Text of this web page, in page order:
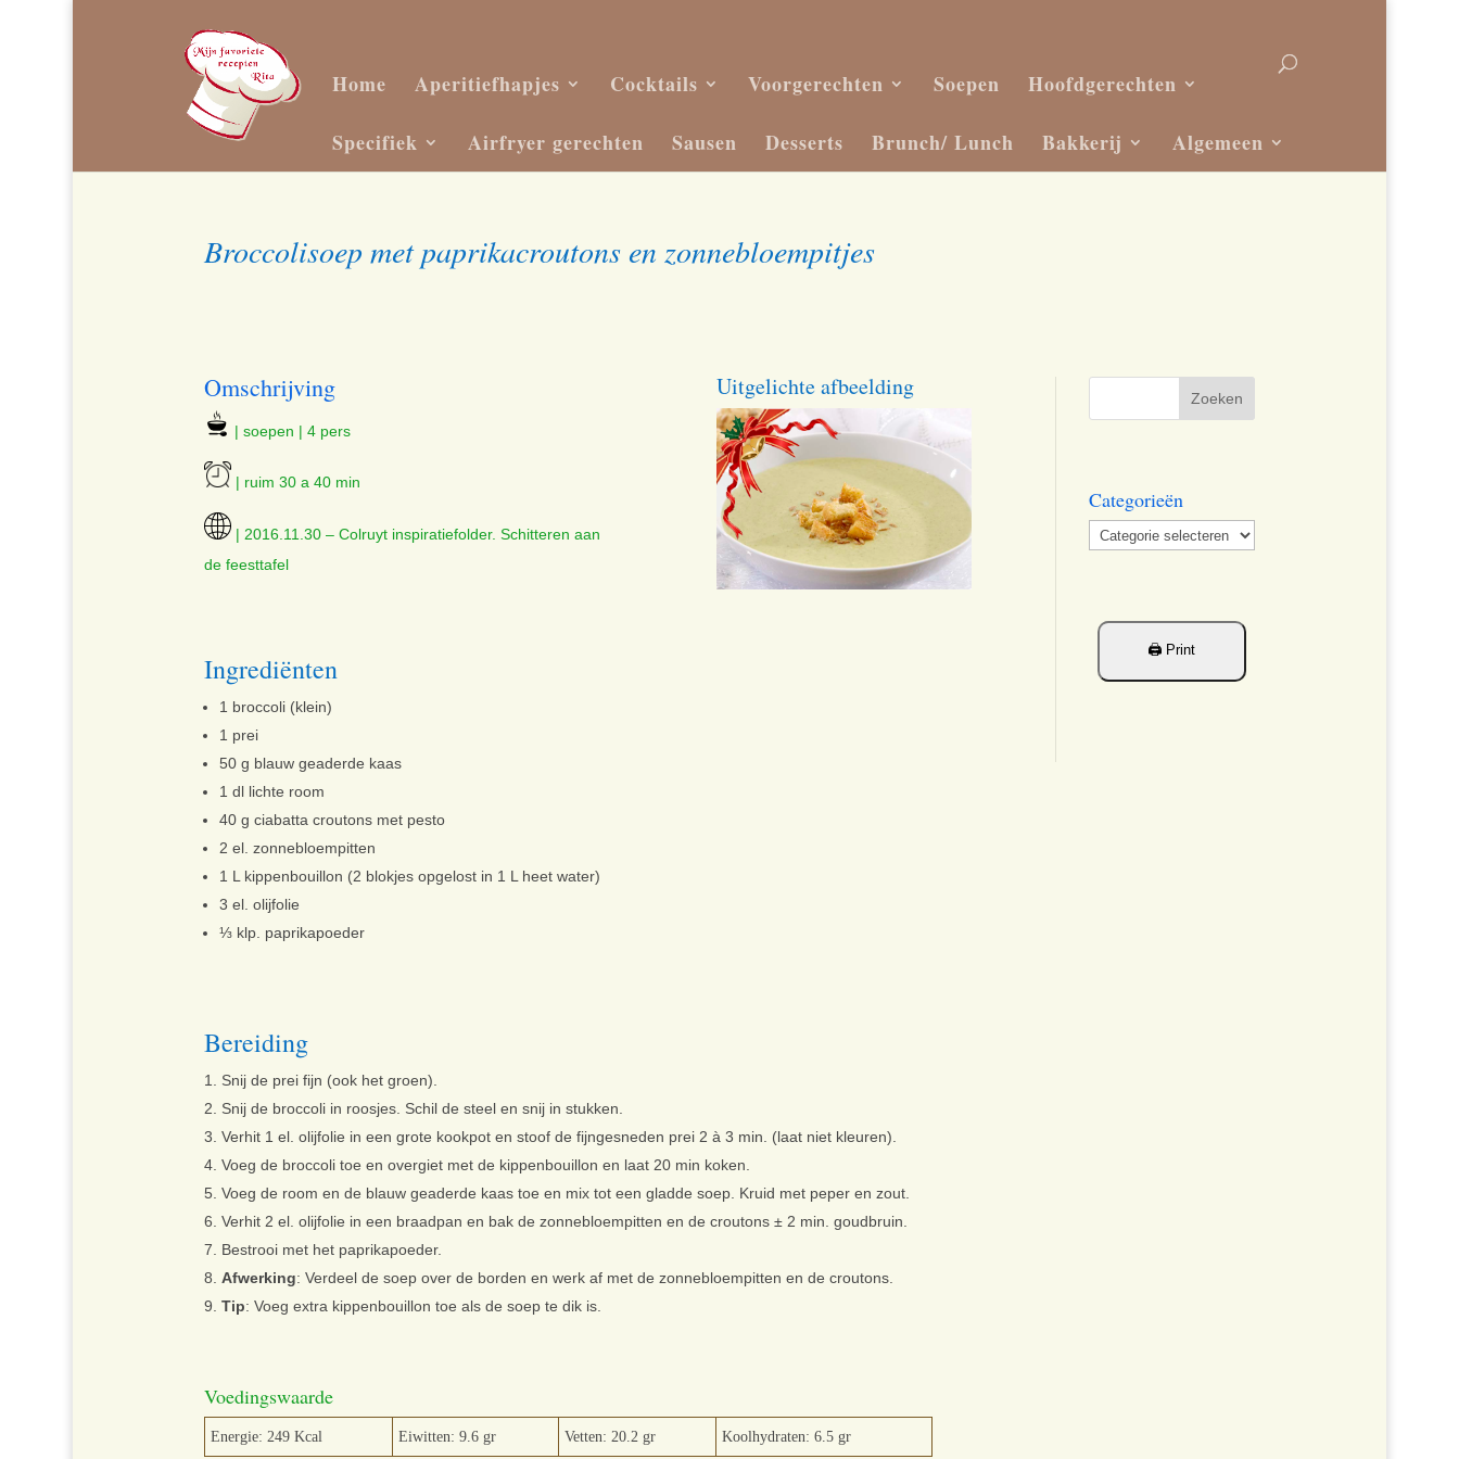
Home Aperitiefhapjes Cocktails Voorgerechten Soepen Hoofdgerechten
Specifiek Airfryer gerechten Sausen Desserts Brunch/ Lunch Bakkerij Algemeen
Broccolisoep met paprikacroutons en zonnebloempitjes
Omschrijving
| soepen | 4 pers
| ruim 30 a 40 min
| 2016.11.30 – Colruyt inspiratiefolder. Schitteren aan
de feesttafel
Uitgelichte afbeelding
Ingrediënten
1 broccoli (klein)
1 prei
50 g blauw geaderde kaas
1 dl lichte room
40 g ciabatta croutons met pesto
2 el. zonnebloempitten
1 L kippenbouillon (2 blokjes opgelost in 1 L heet water)
3 el. olijfolie
⅓ klp. paprikapoeder
Bereiding
Snij de prei fijn (ook het groen).
Snij de broccoli in roosjes. Schil de steel en snij in stukken.
Verhit 1 el. olijfolie in een grote kookpot en stoof de fijngesneden prei 2 à 3 min. (laat niet kleuren).
Voeg de broccoli toe en overgiet met de kippenbouillon en laat 20 min koken.
Voeg de room en de blauw geaderde kaas toe en mix tot een gladde soep. Kruid met peper en zout.
Verhit 2 el. olijfolie in een braadpan en bak de zonnebloempitten en de croutons ± 2 min. goudbruin.
Bestrooi met het paprikapoeder.
Afwerking: Verdeel de soep over de borden en werk af met de zonnebloempitten en de croutons.
Tip: Voeg extra kippenbouillon toe als de soep te dik is.
Voedingswaarde
Energie: 249 Kcal Eiwitten: 9.6 gr Vetten: 20.2 gr Koolhydraten: 6.5 gr
Categorieën
Categorieën